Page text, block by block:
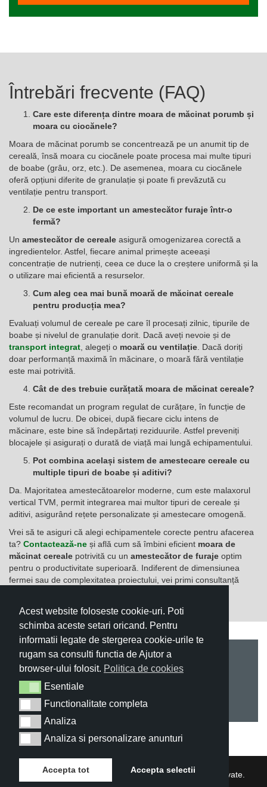
Acest website foloseste cookie-uri. Poti
schimba aceste setari oricand. Pentru
informatii legate de stergerea cookie-urile te
rugam sa consulti functia de Ajutor a
browser-ului folosit. Politica de cookies
EsentialeEsentiale
Functionalitate completa
Functionalitate completa
AnalizaAnaliza
Analiza si personalizare anunturi
Analiza si personalizare anunturi
Accepta tot Accepta selectii
Întrebări frecvente (FAQ)
Care este diferența dintre moara de măcinat porumb și
moara cu ciocănele?
Moara de măcinat porumb se concentrează pe un anumit tip de
cereală, însă moara cu ciocănele poate procesa mai multe tipuri
de boabe (grâu, orz, etc.). De asemenea, moara cu ciocănele
oferă opțiuni diferite de granulație și poate fi prevăzută cu
ventilație pentru transport.
De ce este important un amestecător furaje într-o
fermă?
Un amestecător de cereale asigură omogenizarea corectă a
ingredientelor. Astfel, fiecare animal primește aceeași
concentrație de nutrienți, ceea ce duce la o creștere uniformă și la
o utilizare mai eficientă a resurselor.
Cum aleg cea mai bună moară de măcinat cereale
pentru producția mea?
Evaluați volumul de cereale pe care îl procesați zilnic, tipurile de
boabe și nivelul de granulație dorit. Dacă aveți nevoie și de
transport integrat , alegeți o moară cu ventilație . Dacă doriți
doar performanță maximă în măcinare, o moară fără ventilație
este mai potrivită.
Cât de des trebuie curățată moara de măcinat cereale?
Este recomandat un program regulat de curățare, în funcție de
volumul de lucru. De obicei, după fiecare ciclu intens de
măcinare, este bine să îndepărtați reziduurile. Astfel preveniți
blocajele și asigurați o durată de viață mai lungă echipamentului.
Pot combina același sistem de amestecare cereale cu
multiple tipuri de boabe și aditivi?
Da. Majoritatea amestecătoarelor moderne, cum este malaxorul
vertical TVM, permit integrarea mai multor tipuri de cereale și
aditivi, asigurând rețete personalizate și amestecare omogenă.
Vrei să te asiguri că alegi echipamentele corecte pentru afacerea
ta? Contactează-ne și află cum să îmbini eficient moara de
măcinat cereale potrivită cu un amestecător de furaje optim
pentru o productivitate superioară. Indiferent de dimensiunea
fermei sau de complexitatea proiectului, vei primi consultanță
Copyright © 2026 Gewa-Masch. Toate drepturile rezervate.